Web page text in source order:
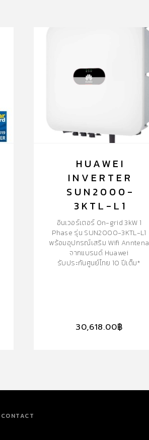
HUAWEI
INVERTER
SUN2000-
3KTL-L1
อินเวอร์เตอร์ On-grid 3kW 1
Phase รุ่น SUN2000-3KTL-L1
พร้อมอุปกรณ์เสริม Wifi Anntena
จากแบรนด์ Huawei
รับประกันศูนย์ไทย 10 ปีเต็ม*
30,618.00฿
CONTACT